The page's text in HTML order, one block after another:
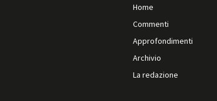
Home
Commenti
Approfondimenti
Archivio
La redazione